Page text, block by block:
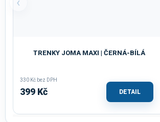
TRENKY JOMA MAXI | ČERNÁ-BÍLÁ
330 Kč bez DPH
399 Kč DETAIL